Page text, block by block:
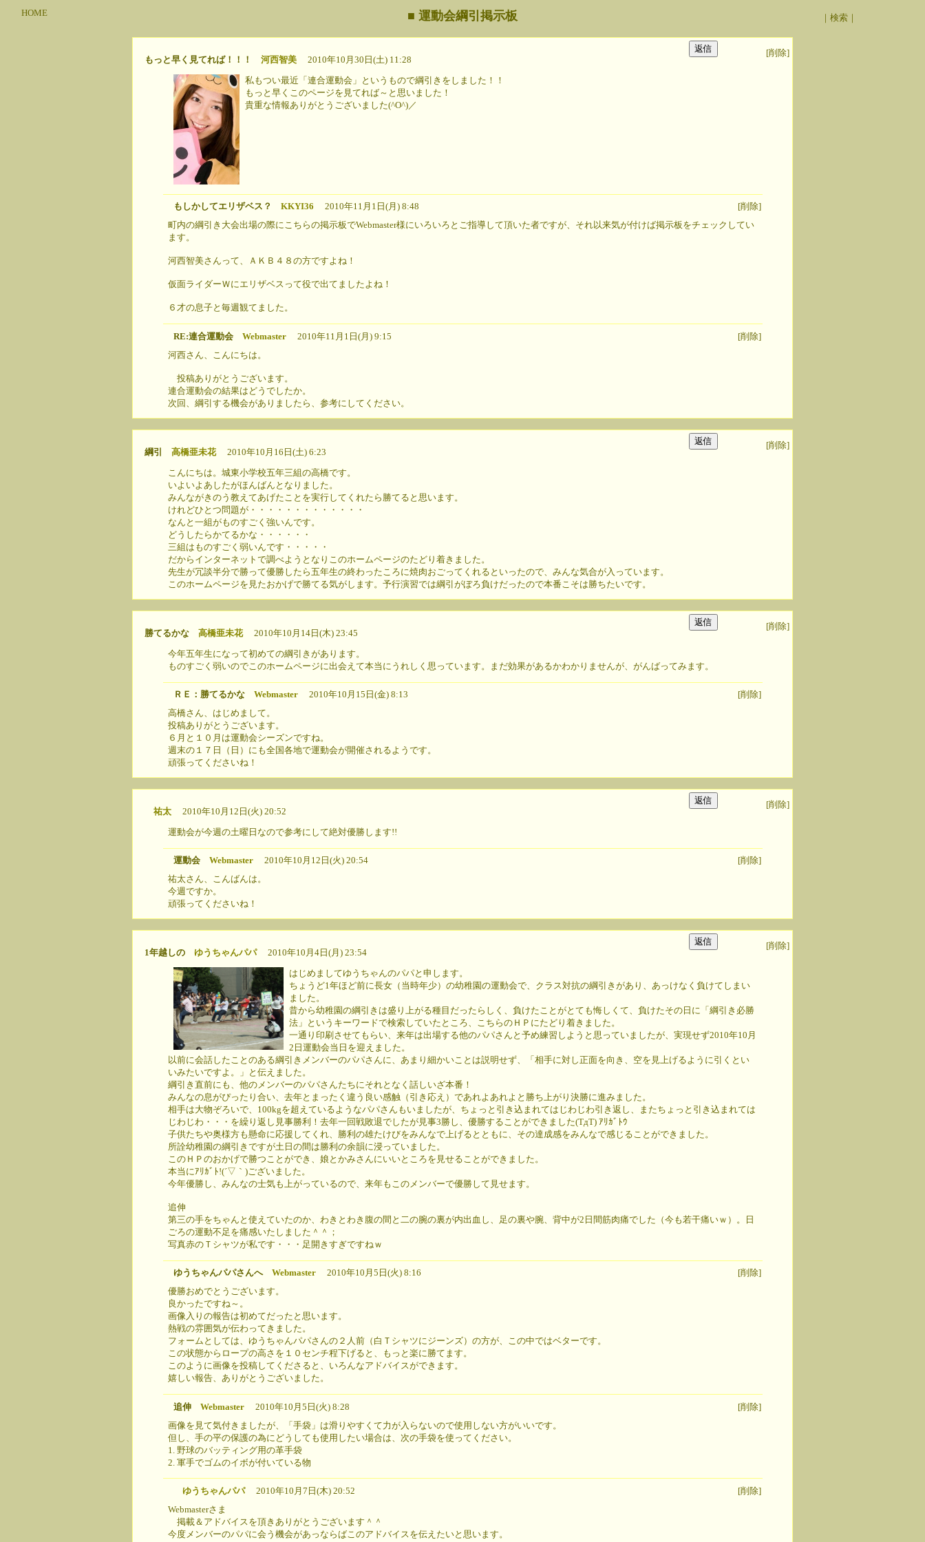
HOME ■ 運動会綱引掲示板 ｜ 検索 ｜
もっと早く見てれば！！！ 河西智美 2010年10月30日(土) 11:28
[削除]
私もつい最近「連合運動会」というもので綱引きをしました！！
もっと早くこのページを見てれば～と思いました！
貴重な情報ありがとうございました(^O^)／
もしかしてエリザベス？ KKYI36 2010年11月1日(月) 8:48
[削除]
町内の綱引き大会出場の際にこちらの掲示板でWebmaster様にいろいろとご指導して頂いた者ですが、それ以来気が付けば掲示板をチェックしてい
ます。
河西智美さんって、ＡＫＢ４８の方ですよね！
仮面ライダーＷにエリザベスって役で出てましたよね！
６才の息子と毎週観てました。
RE:連合運動会 Webmaster2010年11月1日(月) 9:15
[削除]
河西さん、こんにちは。
投稿ありがとうございます。
連合運動会の結果はどうでしたか。
次回、綱引する機会がありましたら、参考にしてください。
綱引 高橋亜未花2010年10月16日(土) 6:23
[削除]
こんにちは。城東小学校五年三組の高橋です。
いよいよあしたがほんばんとなりました。
みんながきのう教えてあげたことを実行してくれたら勝てると思います。
けれどひとつ問題が・・・・・・・・・・・・・
なんと一組がものすごく強いんです。
どうしたらかてるかな・・・・・・
三組はものすごく弱いんです・・・・・
だからインターネットで調べようとなりこのホームページのたどり着きました。
先生が冗談半分で勝って優勝したら五年生の終わったころに焼肉おごってくれるといったので、みんな気合が入っています。
このホームページを見たおかげで勝てる気がします。予行演習では綱引がぼろ負けだったので本番こそは勝ちたいです。
勝てるかな 高橋亜未花2010年10月14日(木) 23:45
[削除]
今年五年生になって初めての綱引きがあります。
ものすごく弱いのでこのホームページに出会えて本当にうれしく思っています。まだ効果があるかわかりませんが、がんばってみます。
ＲＥ：勝てるかな Webmaster2010年10月15日(金) 8:13
[削除]
高橋さん、はじめまして。
投稿ありがとうございます。
６月と１０月は運動会シーズンですね。
週末の１７日（日）にも全国各地で運動会が開催されるようです。
頑張ってくださいね！
祐太 2010年10月12日(火) 20:52
[削除]
運動会が今週の土曜日なので参考にして絶対優勝します!!
運動会 Webmaster2010年10月12日(火) 20:54
[削除]
祐太さん、こんばんは。
今週ですか。
頑張ってくださいね！
1年越しの ゆうちゃんパパ2010年10月4日(月) 23:54
[削除]
はじめましてゆうちゃんのパパと申します。
ちょうど1年ほど前に長女（当時年少）の幼稚園の運動会で、クラス対抗の綱引きがあり、あっけなく負けてしまい
ました。
昔から幼稚園の綱引きは盛り上がる種目だったらしく、負けたことがとても悔しくて、負けたその日に「綱引き必勝
法」というキーワードで検索していたところ、こちらのＨＰにたどり着きました。
一通り印刷させてもらい、来年は出場する他のパパさんと予め練習しようと思っていましたが、実現せず2010年10月
2日運動会当日を迎えました。
以前に会話したことのある綱引きメンバーのパパさんに、あまり細かいことは説明せず、「相手に対し正面を向き、空を見上げるように引くとい
いみたいですよ。」と伝えました。
綱引き直前にも、他のメンバーのパパさんたちにそれとなく話しいざ本番！
みんなの息がぴったり合い、去年とまったく違う良い感触（引き応え）であれよあれよと勝ち上がり決勝に進みました。
相手は大物ぞろいで、100kgを超えているようなパパさんもいましたが、ちょっと引き込まれてはじわじわ引き返し、またちょっと引き込まれては
じわじわ・・・を繰り返し見事勝利！去年一回戦敗退でしたが見事3勝し、優勝することができました(TдT) ｱﾘｶﾞﾄｳ
子供たちや奥様方も懸命に応援してくれ、勝利の雄たけびをみんなで上げるとともに、その達成感をみんなで感じることができました。
所詮幼稚園の綱引きですが土日の間は勝利の余韻に浸っていました。
このＨＰのおかげで勝つことができ、娘とかみさんにいいところを見せることができました。
本当にｱﾘｶﾞﾄ!(´▽｀)ございました。
今年優勝し、みんなの士気も上がっているので、来年もこのメンバーで優勝して見せます。
追伸
第三の手をちゃんと使えていたのか、わきとわき腹の間と二の腕の裏が内出血し、足の裏や腕、背中が2日間筋肉痛でした（今も若干痛いｗ）。日
ごろの運動不足を痛感いたしました＾＾；
写真赤のＴシャツが私です・・・足開きすぎですねｗ
ゆうちゃんパパさんへ Webmaster2010年10月5日(火) 8:16
[削除]
優勝おめでとうございます。
良かったですね～。
画像入りの報告は初めてだったと思います。
熱戦の雰囲気が伝わってきました。
フォームとしては、ゆうちゃんパパさんの２人前（白Ｔシャツにジーンズ）の方が、この中ではベターです。
この状態からロープの高さを１０センチ程下げると、もっと楽に勝てます。
このように画像を投稿してくださると、いろんなアドバイスができます。
嬉しい報告、ありがとうございました。
追伸 Webmaster2010年10月5日(火) 8:28
[削除]
画像を見て気付きましたが、「手袋」は滑りやすくて力が入らないので使用しない方がいいです。
但し、手の平の保護の為にどうしても使用したい場合は、次の手袋を使ってください。
1. 野球のバッティング用の革手袋
2. 軍手でゴムのイボが付いている物
ゆうちゃんパパ2010年10月7日(木) 20:52
[削除]
Webmasterさま
掲載＆アドバイスを頂きありがとうございます＾＾
今度メンバーのパパに会う機会があっならばこのアドバイスを伝えたいと思います。